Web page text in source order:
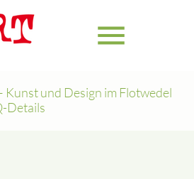
menu
Kunst und Design im Flotwedel
Details